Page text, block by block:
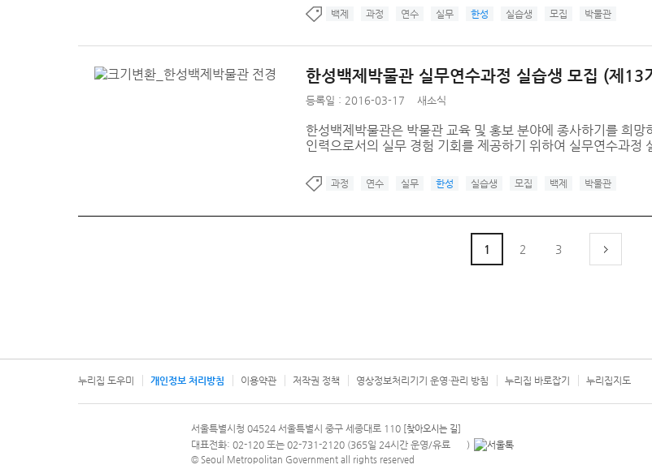
백제 과정 연수 실무 한성 실습생 모집 박물관
한성백제박물관 실무연수과정 실습생 모집 (제13
등록일 : 2016-03-17 새소식
한성백제박물관은 박물관 교육 및 홍보 분야에 종사하기를 희
인력으로서의 실무 경험 기회를 제공하기 위하여 실무연수과
과정 연수 실무 한성 실습생 모집 백제 박물관
1 2 3
누리집 도우미 개인정보 처리방침 이용약관 저작권 정책 영상정보처리기기 운영·관리 방침 누리집 바로잡기 누리집지도
문의 전화번호 120, 120 다산콜재단
서울특별시청 04524 서울특별시 중구 세종대로 110 [찾아오시는 길]
대표전화: 02-120 또는 02-731-2120 (365일 24시간 운영/유료 안내팝업 열기
)
© Seoul Metropolitan Government all rights reserved